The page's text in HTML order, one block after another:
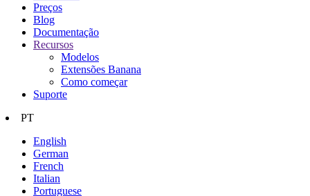
Preços
Blog
Documentação
Recursos
Modelos
Extensões Banana
Como começar
Suporte
PT
English
German
French
Italian
Portuguese